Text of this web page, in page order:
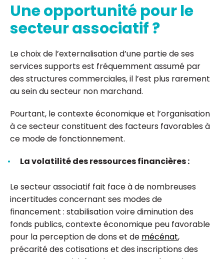
Une opportunité pour le
secteur associatif ?
Le choix de l’externalisation d’une partie de ses
services supports est fréquemment assumé par
des structures commerciales, il l’est plus rarement
au sein du secteur non marchand.
Pourtant, le contexte économique et l’organisation
à ce secteur constituent des facteurs favorables à
ce mode de fonctionnement.
La volatilité des ressources financières :
Le secteur associatif fait face à de nombreuses
incertitudes concernant ses modes de
financement : stabilisation voire diminution des
fonds publics, contexte économique peu favorable
pour la perception de dons et de mécénat,
précarité des cotisations et des inscriptions des